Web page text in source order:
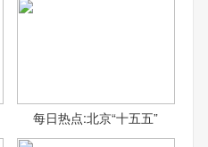
每日热点:北京“十五五”